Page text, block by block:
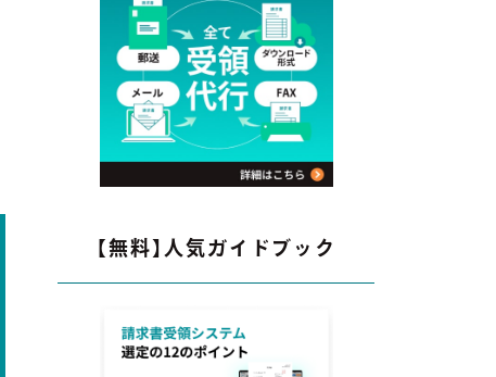
【無料】人気ガイドブック